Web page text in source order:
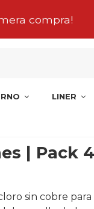
Península
LINER
| Pack
sin cobre para